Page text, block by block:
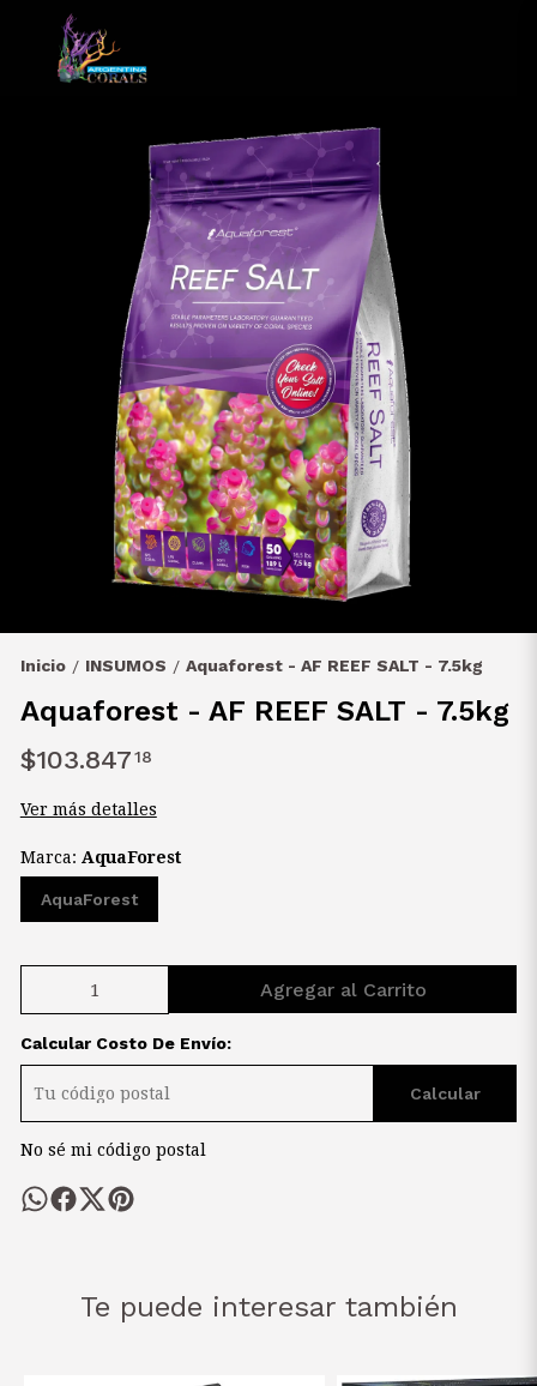
Inicio / INSUMOS / Aquaforest - AF REEF SALT - 7.5kg
Aquaforest - AF REEF SALT - 7.5kg
$103.84718
Ver más detalles
Marca: AquaForest
AquaForest
Agregar al Carrito
Calcular Costo De Envío:
Calcular
No sé mi código postal
Te puede interesar también